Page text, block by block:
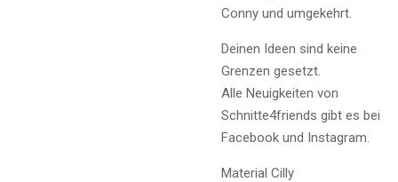
Conny und umgekehrt.
Deinen Ideen sind keine
Grenzen gesetzt.
Alle Neuigkeiten von
Schnitte4friends gibt es bei
Facebook und Instagram.
Material Cilly